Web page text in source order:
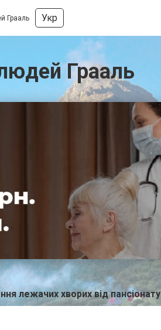
Грааль Укр
Грааль
лежачих хворих від пансіонату